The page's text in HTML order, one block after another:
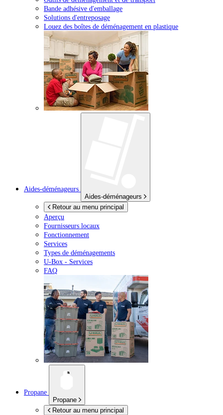
Bande adhésive d'emballage
Solutions d'entreposage
Louez des boîtes de déménagement en plastique
Aides-déménageurs
Aides-déménageurs
Retour au menu principal
Aperçu
Fournisseurs locaux
Fonctionnement
Services
Types de déménagements
U-Box - Services
FAQ
Propane
Propane
Retour au menu principal